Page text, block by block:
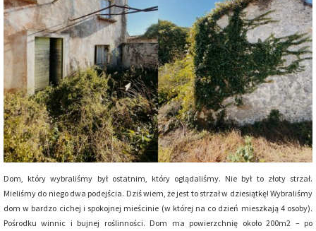
Dom, który wybraliśmy był ostatnim, który oglądaliśmy. Nie był to złoty strzał.
Mieliśmy do niego dwa podejścia. Dziś wiem, że jest to strzał w dziesiątkę! Wybraliśmy
dom w bardzo cichej i spokojnej mieścinie (w której na co dzień mieszkają 4 osoby).
Pośrodku winnic i bujnej roślinności. Dom ma powierzchnię około 200m2 – po